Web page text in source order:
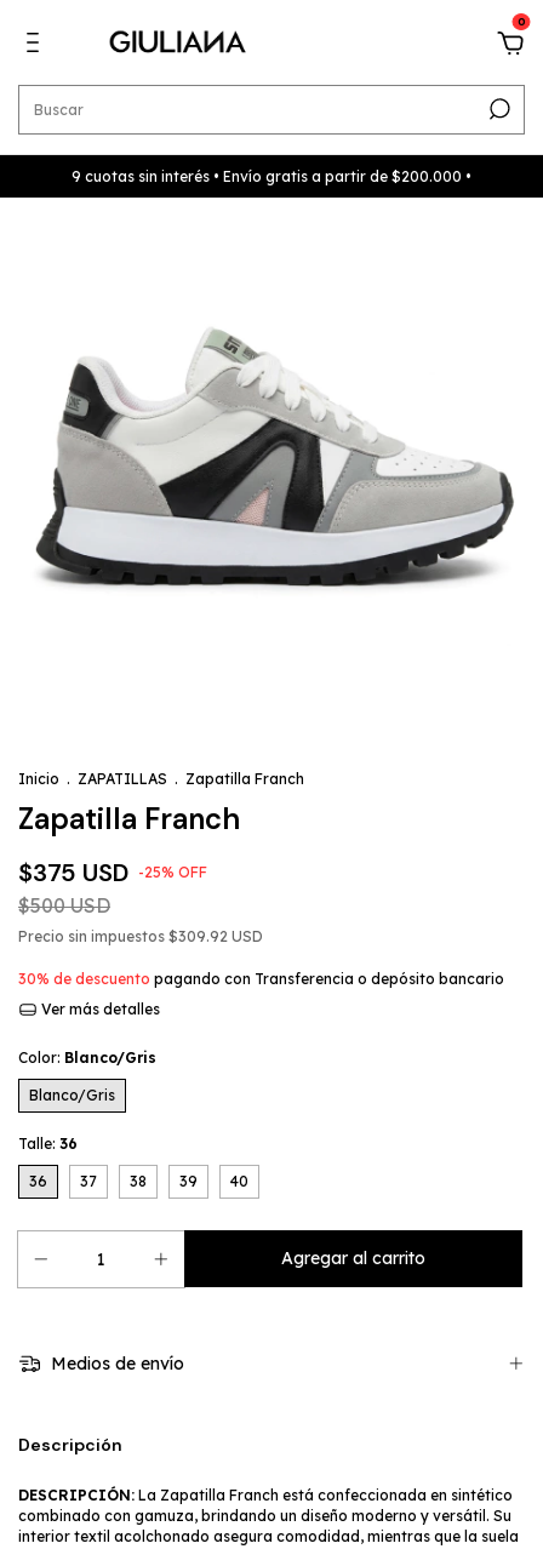
0
9 cuotas sin interés • Envío gratis a partir de $200.000 •
Inicio . ZAPATILLAS . Zapatilla Franch
Zapatilla Franch
$375 USD -25% OFF
$500 USD
Precio sin impuestos $309.92 USD
30% de descuento pagando con Transferencia o depósito bancario
Ver más detalles
Color: Blanco/Gris
Blanco/Gris
Talle: 36
36 37 38 39 40
Medios de envío
Descripción
DESCRIPCIÓN: La Zapatilla Franch está confeccionada en sintético
combinado con gamuza, brindando un diseño moderno y versátil. Su
interior textil acolchonado asegura comodidad, mientras que la suela